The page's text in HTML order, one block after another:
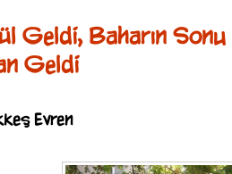
Geldi, Baharın Sonu
Geldi
Evren